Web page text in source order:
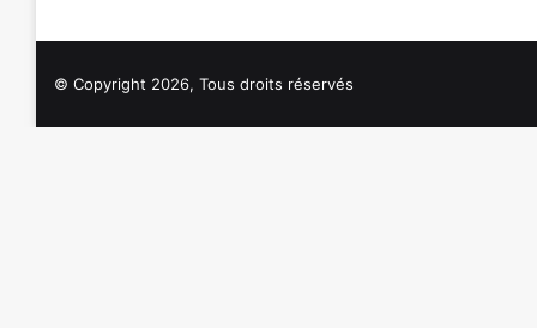
© Copyright 2026, Tous droits réservés